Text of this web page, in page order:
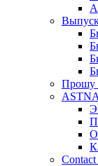
Прошу
ASTNA
Contact